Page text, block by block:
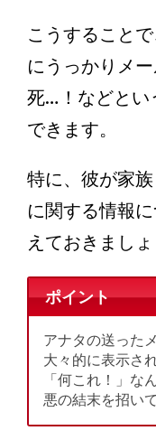
こうすること
にうっかりメ
死…！などとい
できます。
特に、彼が家
に関する情報
えておきましょ
ポイント
アナタの送った
大々的に表示さ
「何これ！」な
悪の結末を招い